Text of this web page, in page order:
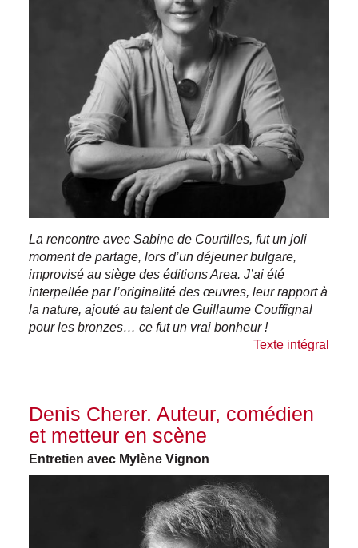
La rencontre avec Sabine de Courtilles, fut un joli
moment de partage, lors d’un déjeuner bulgare,
improvisé au siège des éditions Area. J’ai été
interpellée par l’originalité des œuvres, leur rapport à
la nature, ajouté au talent de Guillaume Couffignal
pour les bronzes… ce fut un vrai bonheur !
Texte intégral
Denis Cherer. Auteur, comédien
et metteur en scène
Entretien avec Mylène Vignon